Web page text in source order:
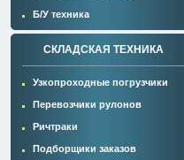
Б/У техника
СКЛАДСКАЯ ТЕХНИКА
Узкопроходные погрузчики
Перевозчики рулонов
Ричтраки
Подборщики заказов